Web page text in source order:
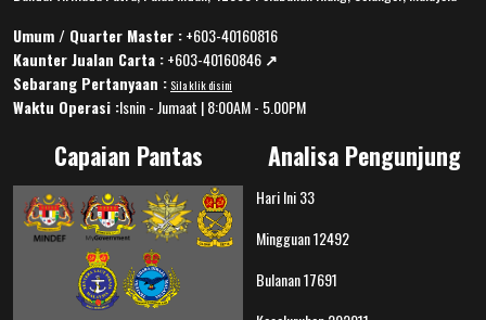
Umum / Quarter Master :+603-40160816
Kaunter Jualan Carta :+603-40160846 ↗️
Sebarang Pertanyaan : Sila klik disini
Waktu Operasi :Isnin - Jumaat | 8:00AM - 5.00PM
Capaian Pantas Analisa Pengunjung
Hari Ini33
Mingguan12492
Bulanan17691